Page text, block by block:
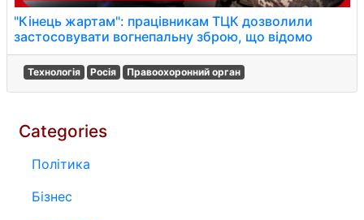
"Кінець жартам": працівникам ТЦК дозволили
застосовувати вогнепальну зброю, що відомо
Технологія Росія Правоохоронний орган
Categories
Політика
Бізнес